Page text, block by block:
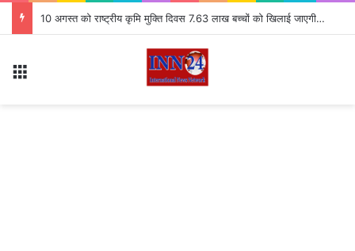
10 अगस्त को राष्ट्रीय कृमि मुक्ति दिवस 7.63 लाख बच्चों को खिलाई जाएगी दवा